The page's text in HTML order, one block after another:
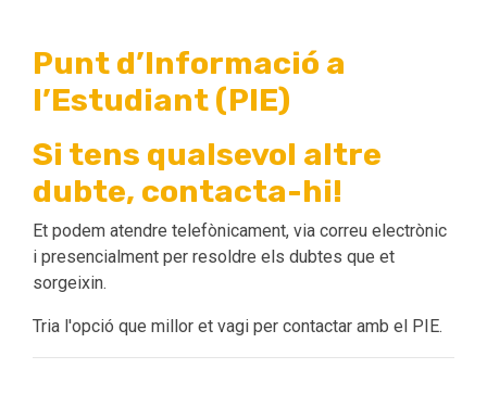
Punt d’Informació a
l’Estudiant (PIE)
Si tens qualsevol altre
dubte, contacta-hi!
Et podem atendre telefònicament, via correu electrònic
i presencialment per resoldre els dubtes que et
sorgeixin.
Tria l'opció que millor et vagi per contactar amb el PIE.